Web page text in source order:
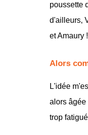
poussette
d'ailleurs,
et Amaury !
Alors
L'idée
alors âgée
trop